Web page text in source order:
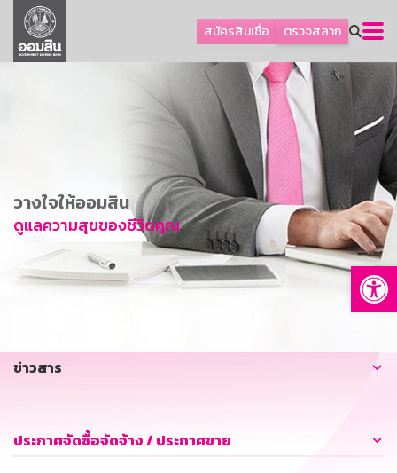
สมัครสินเชื่อ ตรวจสลาก
ลูกค้าธุรกิจ
ลูกค้าผู้ประกอบรายย่อย
การพัฒนาที่ยั่งยืน
ข่าวสาร
บริการทางการเงิน
อื่นๆ
วางใจให้ออมสิน
ดูแลความสุขของชีวิตคุณ
ข่าวสาร
ประกาศจัดซื้อจัดจ้าง / ประกาศขาย